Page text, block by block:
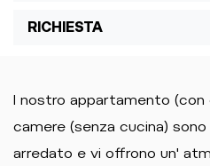
RICHIESTA
I nostro appartamento (con
camere (senza cucina)
arredato e vi offrono un'